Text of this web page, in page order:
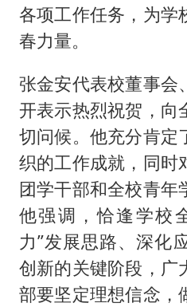
各项工作任务，为学
春力量。
张金安代表校董事会
开表示热烈祝贺，向
切问候。他充分肯定
织的工作成就，同时
团学干部和全校青年
他强调，恰逢学校
力”发展思路、深化
创新的关键阶段，广
部要坚定理想信念，